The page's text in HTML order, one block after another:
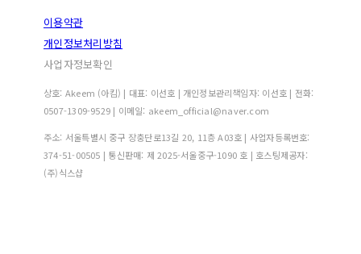
이용약관
개인정보처리방침
사업자정보확인
상호: Akeem (아킴) | 대표: 이선호 | 개인정보관리책임자: 이선호 | 전화:
0507-1309-9529 | 이메일: akeem_official@naver.com
주소: 서울특별시 중구 장충단로13길 20, 11층 A03호 | 사업자등록번호:
374-51-00505 | 통신판매: 제 2025-서울중구-1090 호 | 호스팅제공자:
(주)식스샵